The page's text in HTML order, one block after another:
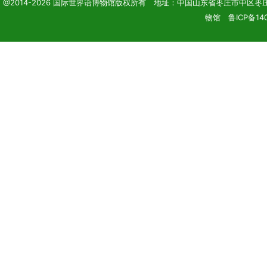
@2014-2026 国际世界语博物馆版权所有 地址：中国山东省枣庄市中区
物馆 鲁ICP备